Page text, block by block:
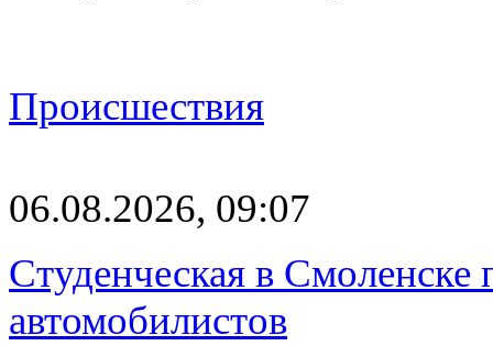
Происшествия
06.08.2026, 09:07
Студенческая в Смоленске
автомобилистов